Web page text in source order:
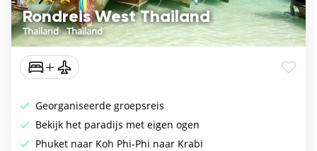
Rondreis West Thailand
Thailand/Thailand
Georganiseerde groepsreis
Bekijk het paradijs met eigen ogen
Phuket naar Koh Phi-Phi naar Krabi